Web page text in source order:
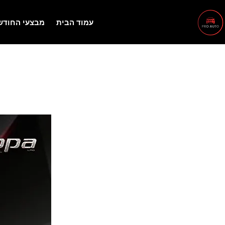
מבצעי עמוד הבית